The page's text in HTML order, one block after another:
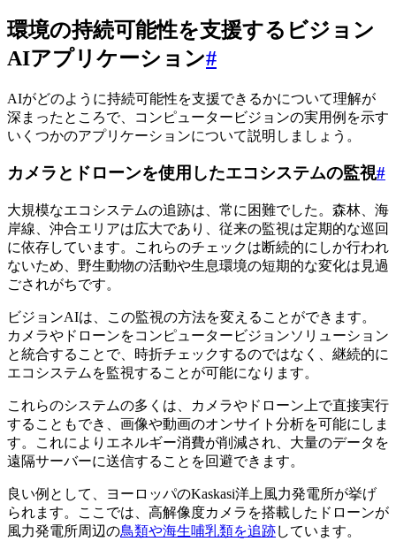
環境の持続可能性を支援するビジョン
AIアプリケーション#
AIがどのように持続可能性を支援できるかについて理解が
深まったところで、コンピュータービジョンの実用例を示す
いくつかのアプリケーションについて説明しましょう。
カメラとドローンを使用したエコシステムの監視#
大規模なエコシステムの追跡は、常に困難でした。森林、海
岸線、沖合エリアは広大であり、従来の監視は定期的な巡回
に依存しています。これらのチェックは断続的にしか行われ
ないため、野生動物の活動や生息環境の短期的な変化は見過
ごされがちです。
ビジョンAIは、この監視の方法を変えることができます。
カメラやドローンをコンピュータービジョンソリューション
と統合することで、時折チェックするのではなく、継続的に
エコシステムを監視することが可能になります。
これらのシステムの多くは、カメラやドローン上で直接実行
することもでき、画像や動画のオンサイト分析を可能にしま
す。これによりエネルギー消費が削減され、大量のデータを
遠隔サーバーに送信することを回避できます。
良い例として、ヨーロッパのKaskasi洋上風力発電所が挙げ
られます。ここでは、高解像度カメラを搭載したドローンが
風力発電所周辺の鳥類や海生哺乳類を追跡しています。